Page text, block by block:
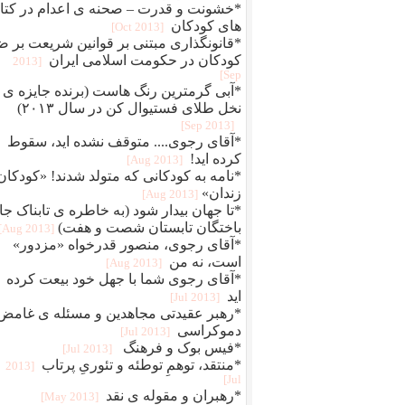
*خشونت و قدرت – صحنه ی اعدام در
های کودکان
[2013 Oct]
*قانونگذاری مبتنی بر قوانین شریعت بر
کودکان در حکومت اسلامی ایران
[2013
Sep]
*آبی گرمترین رنگ هاست (برنده جایزه ی
نخل طلای فستیوال کن در سال ۲۰۱۳)
[2013 Sep]
*آقای رجوی.... متوقف نشده اید، سقوط
کرده اید!
[2013 Aug]
*نامه به کودکانی که متولد شدند!
زندان» [2013 Aug]
*تا جهان بیدار شود (به خاطره ی تابناک
باختگان تابستان شصت و هفت) [2013 Aug]
*آقای رجوی، منصور قدرخواه «مزدور»
است، نه من
[2013 Aug]
*آقای رجوی شما با جهل خود بیعت کرده
اید
[2013 Jul]
*رهبر عقیدتی مجاهدین و مسئله ی
دموکراسی
[2013 Jul]
*فیس بوک و فرهنگ [2013 Jul]
*منتقد، توهمِ توطئه و تئوریِ پرتاب
[2013
Jul]
*رهبران و مقوله ی نقد [2013 May]